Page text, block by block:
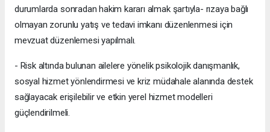
durumlarda sonradan hakim kararı almak şartıyla- rızaya bağlı
olmayan zorunlu yatış ve tedavi imkanı düzenlenmesi için
mevzuat düzenlemesi yapılmalı.
- Risk altında bulunan ailelere yönelik psikolojik danışmanlık,
sosyal hizmet yönlendirmesi ve kriz müdahale alanında destek
sağlayacak erişilebilir ve etkin yerel hizmet modelleri
güçlendirilmeli.